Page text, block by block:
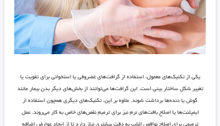
یکی از تکنیک‌های معمول، استفاده از گرافت‌های غضروفی یا استخوانی برای تقویت یا
تغییر شکل ساختار بینی است. این گرافت‌ها می‌توانند از بخش‌های دیگر بدن بیمار مانند
گوش یا دنده‌ها برداشت شوند. علاوه بر این، تکنیک‌های دیگری همچون استفاده از
ایمپلنت‌ها یا اصلاح بافت‌های نرم نیز برای ترمیم نقص‌های خاص به کار می‌روند. عمل
ترمیمی برای اصلاح نواقص اغلب به دقت بیشتری نیاز دارد تا از ایجاد عوارض اضافه